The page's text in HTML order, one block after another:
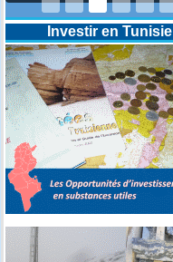
Investir en Tunisie